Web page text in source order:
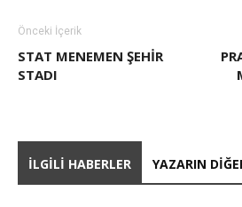
Önceki İçerik
STAT MENEMEN ŞEHIR
STADI
İLGILI HABERLER YAZARIN